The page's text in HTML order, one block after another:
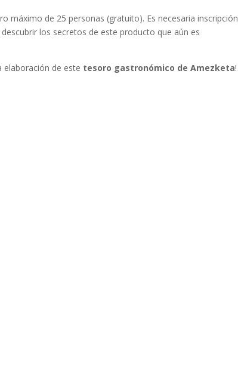
máximo de 25 personas (gratuito). Es necesaria inscripción
los secretos de este producto que aún es
elaboración de este tesoro gastronómico de Amezketa!